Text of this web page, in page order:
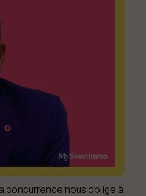
concurrence nous oblige à